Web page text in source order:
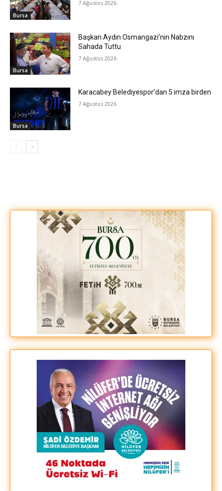
Bursa
7 Ağustos 2026
Bursa
Başkan Aydın Osmangazi’nin Nabzını
Sahada Tuttu
7 Ağustos 2026
Bursa
Karacabey Belediyespor’dan 5 imza birden
7 Ağustos 2026